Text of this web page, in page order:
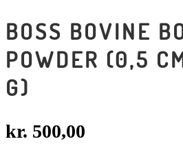
BOSS BOVINE
POWDER (0,5
G)
kr. 500,00